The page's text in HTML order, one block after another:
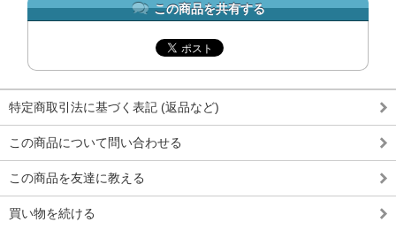
この商品を共有する
特定商取引法に基づく表記 (返品など)
この商品について問い合わせる
この商品を友達に教える
買い物を続ける